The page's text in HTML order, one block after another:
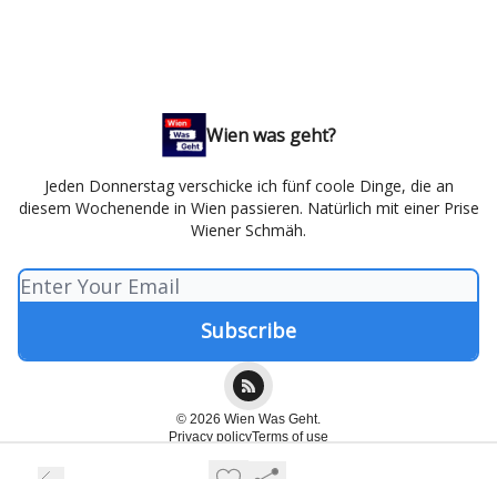
Wien was geht?
Jeden Donnerstag verschicke ich fünf coole Dinge, die an
diesem Wochenende in Wien passieren. Natürlich mit einer Prise
Wiener Schmäh.
© 2026 Wien Was Geht.
Privacy policyTerms of use
Powered by beehiiv